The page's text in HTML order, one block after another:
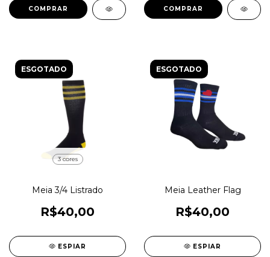
COMPRAR
ESGOTADO
3 cores
Meia 3/4 Listrado
R$40,00
ESPIAR
ESGOTADO
Meia Leather Flag
R$40,00
ESPIAR